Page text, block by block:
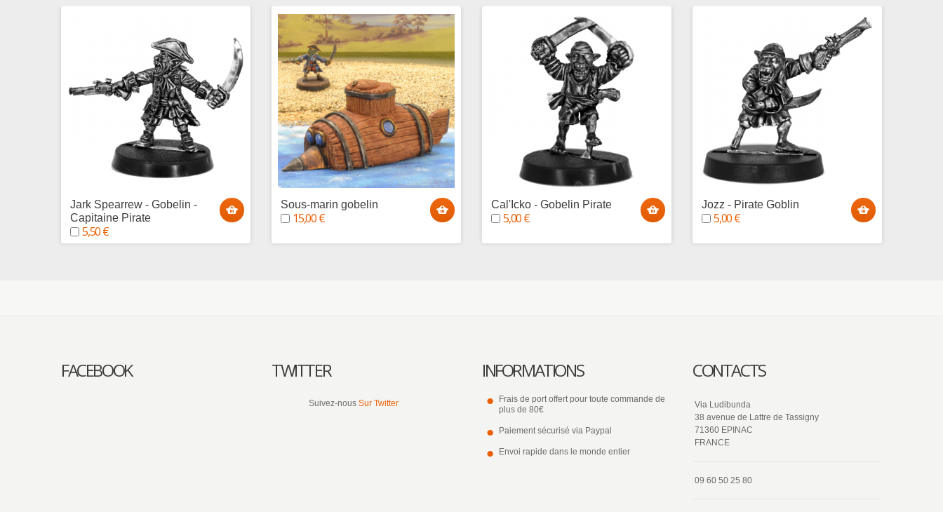
Jark Spearrew - Gobelin -
Capitaine Pirate
5,50 €
Sous-marin gobelin
15,00 €
Cal'Icko - Gobelin Pirate
5,00 €
Jozz - Pirate Goblin
5,00 €
FACEBOOK TWITTER
Suivez-nous Sur Twitter
INFORMATIONS
Frais de port offert pour toute commande de
plus de 80€
Paiement sécurisé via Paypal
Envoi rapide dans le monde entier
CONTACTS
Via Ludibunda
38 avenue de Lattre de Tassigny
71360 EPINAC
FRANCE
09 60 50 25 80